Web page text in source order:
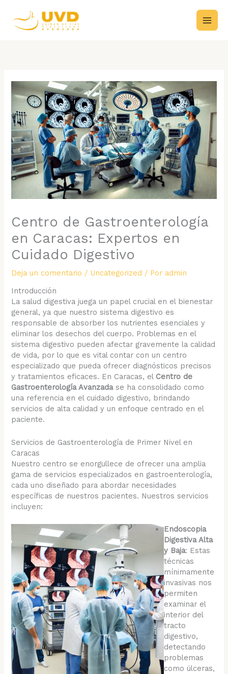
contenido
Centro de Gastroenterología
en Caracas: Expertos en
Cuidado Digestivo
Deja un comentario / Uncategorized / Por admin
Introducción
La salud digestiva juega un papel crucial en el bienestar
general, ya que nuestro sistema digestivo es
responsable de absorber los nutrientes esenciales y
eliminar los desechos del cuerpo. Problemas en el
sistema digestivo pueden afectar gravemente la calidad
de vida, por lo que es vital contar con un centro
especializado que pueda ofrecer diagnósticos precisos
y tratamientos eficaces. En Caracas, el Centro de
Gastroenterología Avanzadase ha consolidado como
una referencia en el cuidado digestivo, brindando
servicios de alta calidad y un enfoque centrado en el
paciente.
Servicios de Gastroenterología de Primer Nivel en
Caracas
Nuestro centro se enorgullece de ofrecer una amplia
gama de servicios especializados en gastroenterología,
cada uno diseñado para abordar necesidades
específicas de nuestros pacientes. Nuestros servicios
incluyen:
Endoscopia
Digestiva Alta
y Baja: Estas
técnicas
mínimamente
invasivas nos
permiten
examinar el
interior del
tracto
digestivo,
detectando
problemas
como úlceras,